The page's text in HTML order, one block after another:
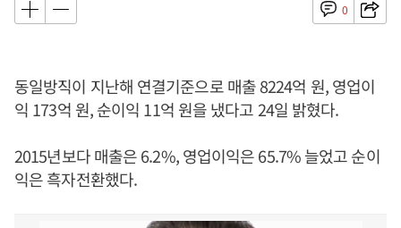
0
동일방직이 지난해 연결기준으로 매출 8224억 원, 영업이
익 173억 원, 순이익 11억 원을 냈다고 24일 밝혔다.
2015년보다 매출은 6.2%, 영업이익은 65.7% 늘었고 순이
익은 흑자전환했다.